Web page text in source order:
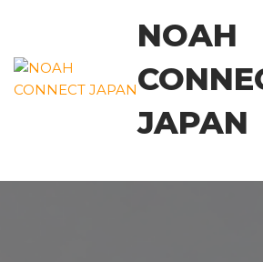
ッ
NOAH
JAPAN